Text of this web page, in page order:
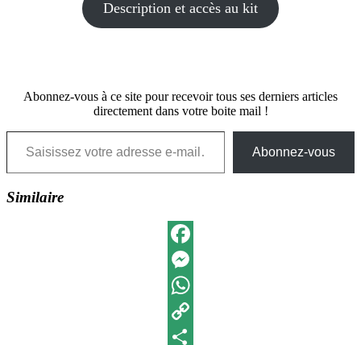
Description et accès au kit
Abonnez-vous à ce site pour recevoir tous ses derniers articles
directement dans votre boite mail !
Saisissez votre adresse e-mail…
Abonnez-vous
Similaire
Facebook
Messenger
WhatsApp
Copy